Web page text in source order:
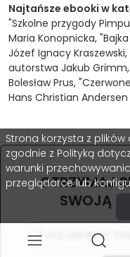
Najtańsze ebooki w
"Szkolne przygody
Maria Konopnicka,
Józef Ignacy Kraszewski,
autorstwa Jakub Grimm,
Bolesław Prus,
Hans Christian Andersen
OTRZYMAJ
SWOJĄ
Strona korzysta z plików
zgodnie z Polityką
warunki
przeglądarce lub